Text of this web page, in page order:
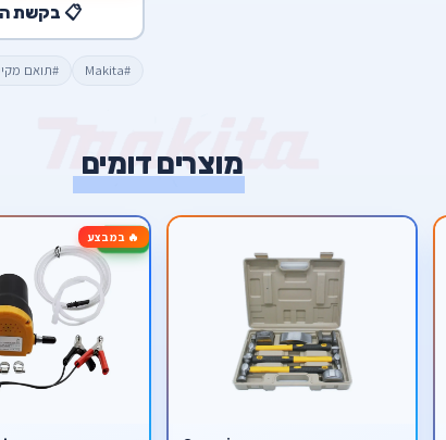
📋 בקשת
#Makita #תואם
מוצרים דומים
🔥 במבצע-50%